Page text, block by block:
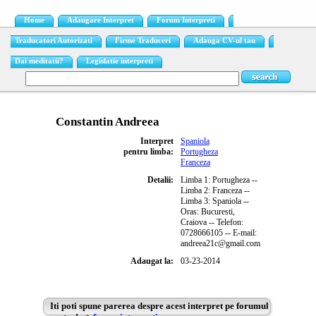
Home Adaugare Interpret Forum Interpreti
Traducatori Autorizati Firme Traduceri Adauga CV-ul tau
Dai meditatii? Legislatie interpreti
Constantin Andreea
Interpret
pentru limba:
Spaniola
Portugheza
Franceza
Detalii:
Limba 1: Portugheza --
Limba 2: Franceza --
Limba 3: Spaniola --
Oras: Bucuresti,
Craiova -- Telefon:
0728666105 -- E-mail:
andreea21c@gmail.com
Adaugat la:
03-23-2014
Iti poti spune parerea despre acest interpret pe forumul